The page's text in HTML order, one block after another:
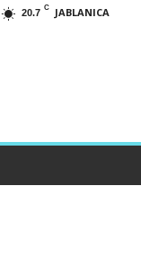
20.7 C JABLANICA